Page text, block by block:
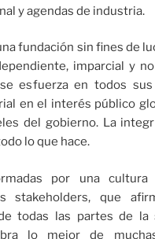
y agendas de industria.
fundación sin fines de
imparcial y
esfuerza en todos
en el interés público
del gobierno. La
lo que hace.
por una cultura
que
todas las partes de la
lo mejor de